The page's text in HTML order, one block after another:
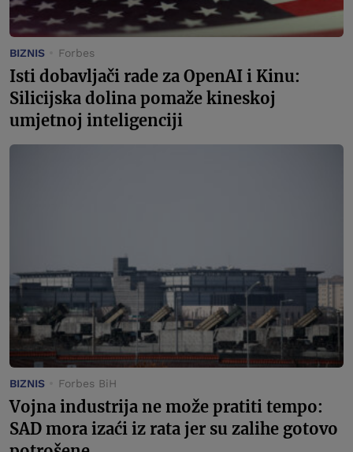
BIZNIS Forbes
Isti dobavljači rade za OpenAI i Kinu:
Silicijska dolina pomaže kineskoj
umjetnoj inteligenciji
BIZNIS Forbes BiH
Vojna industrija ne može pratiti tempo:
SAD mora izaći iz rata jer su zalihe gotovo